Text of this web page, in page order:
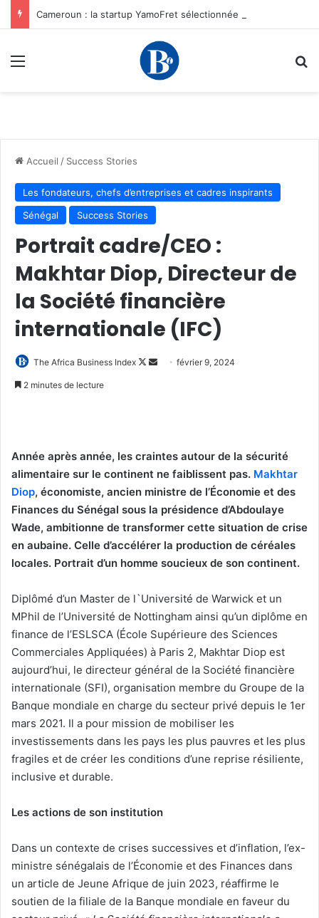
Menu
Accueil / Success Stories
Les fondateurs, chefs d’entreprises et cadres inspirants
Sénégal
Success Stories
Portrait cadre/CEO :
Makhtar Diop, Directeur de
la Société financière
internationale (IFC)
The Africa Business Index
Follow
Envoyerfévrier 9, 2024
2 minutes de lecture
Année après année, les craintes autour de la sécurité
alimentaire sur le continent ne faiblissent pas. Makhtar
Diop, économiste, ancien ministre de l’Économie et des
Finances du Sénégal sous la présidence d’Abdoulaye
Wade, ambitionne de transformer cette situation de crise
en aubaine. Celle d’accélérer la production de céréales
locales. Portrait d’un homme soucieux de son continent.
Diplômé d’un Master de l`Université de Warwick et un
MPhil de l’Université de Nottingham ainsi qu’un diplôme en
finance de l’ESLSCA (École Supérieure des Sciences
Commerciales Appliquées) à Paris 2, Makhtar Diop est
aujourd’hui, le directeur général de la Société financière
internationale (SFI), organisation membre du Groupe de la
Banque mondiale en charge du secteur privé depuis le 1er
mars 2021. Il a pour mission de mobiliser les
investissements dans les pays les plus pauvres et les plus
fragiles et de créer les conditions d’une reprise résiliente,
inclusive et durable.
Les actions de son institution
Dans un contexte de crises successives et d’inflation, l’ex-
ministre sénégalais de l’Économie et des Finances dans
un article de Jeune Afrique de juin 2023, réaffirme le
soutien de la filiale de la Banque mondiale en faveur du